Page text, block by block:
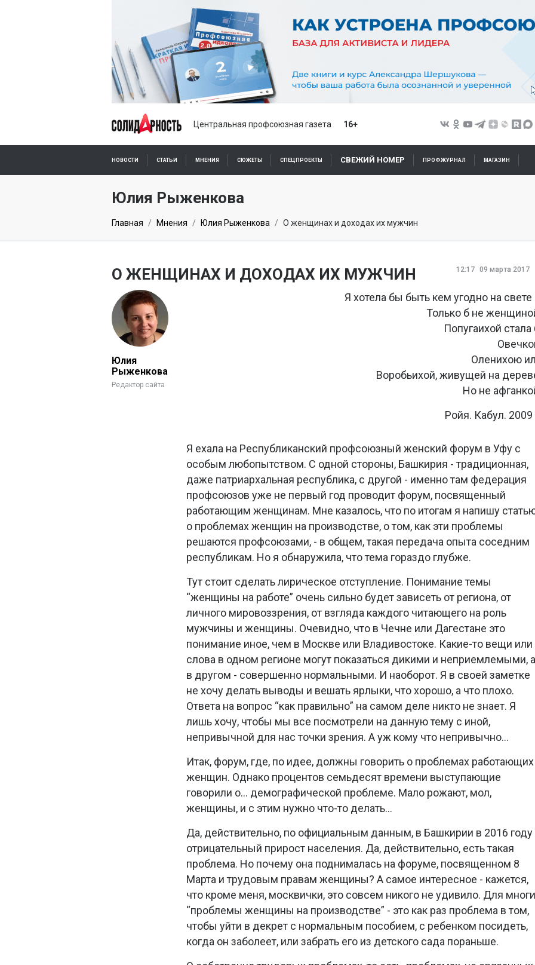
Центральная профсоюзная газета 16+
НОВОСТИ СТАТЬИ МНЕНИЯ СЮЖЕТЫ СПЕЦПРОЕКТЫ СВЕЖИЙ НОМЕР ПРОФЖУРНАЛ МАГАЗИН
ПОДПИСКА ОНЛАЙН
Юлия Рыженкова
Главная Мнения Юлия Рыженкова О женщинах и доходах их мужчин
12:17 09 марта 2017
О ЖЕНЩИНАХ И ДОХОДАХ ИХ МУЖЧИН
Юлия
Рыженкова
Редактор сайта
Я хотела бы быть кем угодно на свете
Только б не
Попугаихой стала
Оленихою
Воробьихой, живущей на
Но не
Ройя. Кабул. 2009
Я ехала на Республиканский профсоюзный женский форум в Уфу с
особым любопытством. С одной стороны, Башкирия - традиционная,
даже патриархальная республика, с другой - именно там федерация
профсоюзов уже не первый год проводит форум, посвященный
работающим женщинам. Мне казалось, что по итогам я напишу
о проблемах женщин на производстве, о том, как эти проблемы
решаются профсоюзами, - в общем, такая передача опыта соседним
республикам. Но я обнаружила, что тема гораздо глубже.
Тут стоит сделать лирическое отступление. Понимание темы
“женщины на работе” очень сильно будет зависеть от региона, от
личного мировоззрения, от взгляда каждого читающего на роль
мужчины и женщины. Очевидно, что в Чечне или Дагестане это
понимание иное, чем в Москве или Владивостоке. Какие-то вещи или
слова в одном регионе могут показаться дикими и неприемлемыми, а
в другом - совершенно нормальными. И наоборот. Я в своей заметке
не хочу делать выводы и вешать ярлыки, что хорошо, а что плохо.
Ответа на вопрос “как правильно” на самом деле никто не знает. Я
лишь хочу, чтобы мы все посмотрели на данную тему с иной,
непривычной для нас точки зрения. А уж кому что непривычно…
Итак, форум, где, по идее, должны говорить о проблемах работающих
женщин. Однако процентов семьдесят времени выступающие
говорили о… демографической проблеме. Мало рожают, мол,
женщины, и с этим нужно что-то делать…
Да, действительно, по официальным данным, в Башкирии в 2016 году
отрицательный прирост населения. Да, действительно, есть такая
проблема. Но почему она поднималась на форуме, посвященном 8
Марта и трудовым правам женщины? А самое интересное - кажется,
что кроме меня, москвички, это совсем никого не удивило. Для
“проблемы женщины на производстве” - это как раз проблема в том,
чтобы уйти в декрет с нормальным пособием, с ребенком посидеть,
когда он заболеет, или забрать его из детского сада пораньше.